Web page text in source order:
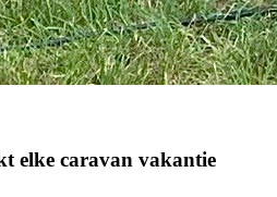
elke caravan vakantie